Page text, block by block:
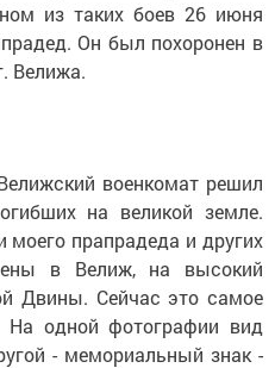
из таких боев 26 июня
Он был похоронен в
Велижа.
военкомат решил
на великой земле.
прапрадеда и других
в Велиж, на высокий
Двины. Сейчас это самое
На одной фотографии вид
- мемориальный знак -